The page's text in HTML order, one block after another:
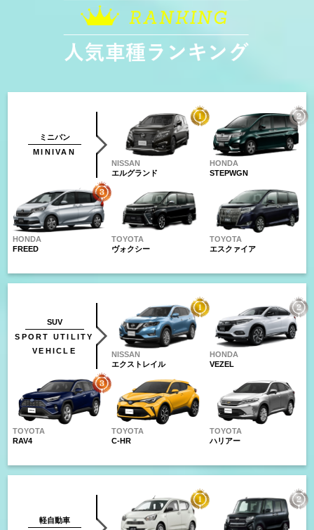
ミニバン
MINIVAN
NISSAN
エルグランド
HONDA
STEPWGN
HONDA
FREED
TOYOTA
ヴォクシー
TOYOTA
エスクァイア
SUV
SPORT UTILITY
VEHICLE
NISSAN
エクストレイル
HONDA
VEZEL
TOYOTA
RAV4
TOYOTA
C-HR
TOYOTA
ハリアー
軽自動車